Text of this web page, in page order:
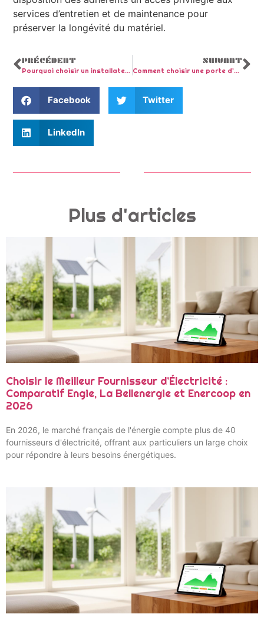
services d’entretien et de maintenance pour
préserver la longévité du matériel.
PRÉCÉDENT
Pourquoi choisir un installateur de portes d’entrée à Nice pour votre sécurité et confort ?
SUIVANT
Comment choisir une porte d’entrée de maison adaptée à votre style et besoins
Facebook Twitter
LinkedIn
Plus d'articles
Choisir le Meilleur Fournisseur d’Électricité :
Comparatif Engie, La Bellenergie et Enercoop en
2026
En 2026, le marché français de l'énergie compte plus de 40
fournisseurs d'électricité, offrant aux particuliers un large choix
pour répondre à leurs besoins énergétiques.